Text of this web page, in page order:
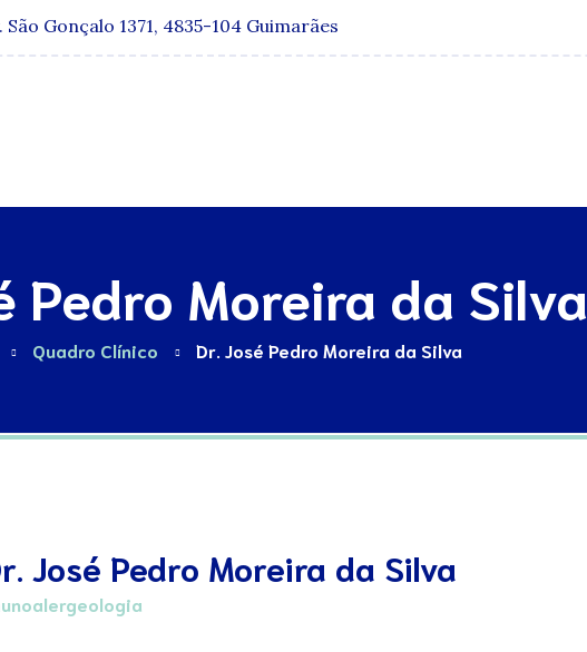
São Gonçalo 1371, 4835-104 Guimarães
Pedro Moreira da Silva
Quadro Clínico Dr. José Pedro Moreira da Silva
José Pedro Moreira da Silva